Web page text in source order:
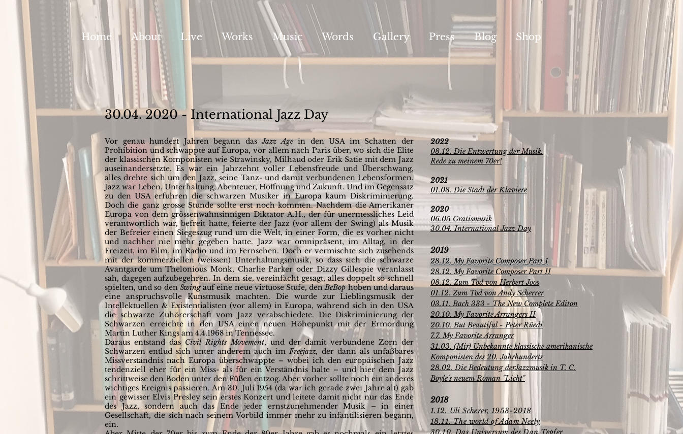
Home About Live Works Music Words Gallery Press Blog Shop
30.04. 2020 - International Jazz Day
Vor genau hundert Jahren begann dasJazz Agein den USA im Schatten der
Prohibition und schwappte auf Europa, vor allem nach Paris über, wo sich die Elite
der klassischen Komponisten wie Strawinsky, Milhaud oder Erik Satie mit dem Jazz
auseinandersetzte. Es war ein Jahrzehnt voller Lebensfreude und Überschwang,
alles drehte sich um den Jazz, seine Tanz- und damit verbundenen Lebensformen.
Jazz war Leben, Unterhaltung, Abenteuer, Hoffnung und Zukunft. Und im Gegensatz
zu den USA erfuhren die schwarzen Musiker in Europa kaum Diskriminierung.
Doch die ganz grosse Stunde sollte erst noch kommen. Nachdem die Amerikaner
Europa von dem grössenwahnsinnigen Diktator A.H., der für unermessliches Leid
verantwortlich war, befreit hatte, feierte der Jazz (vor allem der Swing) als Musik
der Befreier einen Siegeszug rund um die Welt, in einer Form, die es vorher nicht
und nachher nie mehr gegeben hatte. Jazz war omnipräsent, im Alltag, in der
Freizeit, im Film, im Radio und im Fernsehen. Doch er vermischte sich zusehends
mit der kommerziellen (weissen) Unterhaltungsmusik, so dass sich die schwarze
Avantgarde um Thelonious Monk, Charlie Parker oder Dizzy Gillespie veranlasst
sah, dagegen aufzubegehren. In dem sie, vereinfacht gesagt, alles doppelt so schnell
spielten, und so den Swingauf eine neue virtuose Stufe, denBeBophoben und daraus
eine anspruchsvolle Kunstmusik machten. Die wurde zur Lieblingsmusik der
Intellektuellen & Existentialisten (vor allem) in Europa, während sich in den USA
die schwarze Zuhörerschaft vom Jazz verabschiedete. Die Diskriminierung der
Schwarzen erreichte in den USA einen neuen Höhepunkt mit der Ermordung
Martin Luther Kings am 4.4.1968 in Tennessee.
Daraus entstand das Civil Rights Movement, und der damit verbundene Zorn der
Schwarzen entlud sich unter anderem auch imFreejazz, der dann als unfaßbares
Missverständnis nach Europa überschwappte – wobei ich den europäischen Jazz
tendenziell eher für ein Miss- als für ein Verständnis halte – und hier dem Jazz
schrittweise den Boden unter den Füßen entzog. Aber vorher sollte noch ein anderes
wichtiges Ereignis passieren. Am 30. Juli 1954 (da war ich gerade zwei Jahre alt) gab
ein gewisser Elvis Presley sein erstes Konzert und leitete damit nicht nur das Ende
des Jazz, sondern auch das Ende jeder ernstzunehmender Musik – in einer
Gesellschaft, die sich nach seinem Vorbild immer mehr zu infantilisieren begann,
ein.
2022
08.12. Die Entwertung der Musik.
Rede zu meinem 70er!
2021
01.08. Die Stadt der Klaviere
2020
06.05 Gratismusik
30.04. International Jazz Day
2019
28.12. My Favorite Composer Part 1
28.12. My Favorite Composer Part II
08.12. Zum Tod von Herbert Joos
01.12. Zum Tod von Andy Scherrer
03.11. Bach 333 - The New Complete Editon
20.10. My Favorite Arrangers II
20.10. But Beautiful - Peter Rüedi
7.7. My Favorite Arranger
31.03. (Mir) Unbekannte klassische amerikanische
Komponisten des 20. Jahrhunderts
28.02. Die Bedeutung derJazzmusik in T. C.
Boyle's neuem Roman "Licht"
2018
1.12. Uli Scherer, 1953-2018
18.11. The world of Adam Neely
30.10. Das Universum des Dan Tepfer